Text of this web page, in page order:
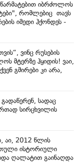
იბრძოლოს
რომლებიც თავს
იმედი ჰქონდეს -
ვინც რუსების
მტერზე ჰყიდის! ვაი,
გმირები კი არა,
სადაც
სირცხვილის
აი, 2012 წლის
ისტორიული
ღალატით გაინაღდა